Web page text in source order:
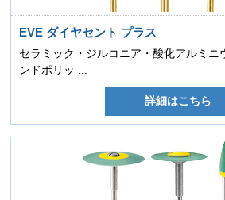
EVE ダイヤセント プラス
セラミック・ジルコニア・酸化アルミニ
ンドポリッ ...
詳細はこちら